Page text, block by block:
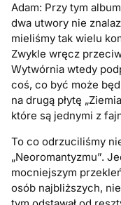
Adam: Przy tym
dwa utwory nie
mieliśmy tak wielu
Zwykle wręcz
Wytwórnia wtedy
coś, co być może
na drugą płytę
które są jednymi z
To co odrzuciliśmy
„Neoromantyzmu”.
mocniejszym
osób najbliższych,